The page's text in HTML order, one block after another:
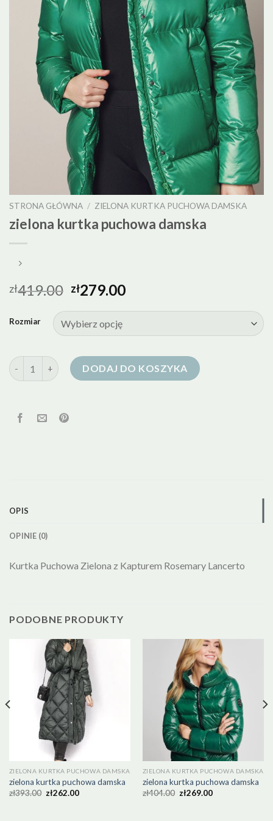
STRONA GŁÓWNA / ZIELONA KURTKA PUCHOWA DAMSKA
zielona kurtka puchowa damska
zł419.00 zł279.00
Rozmiar
ilość zielona kurtka puchowa damska
DODAJ DO KOSZYKA
OPIS
OPINIE (0)
Kurtka Puchowa Zielona z Kapturem Rosemary Lancerto
PODOBNE PRODUKTY
ZIELONA KURTKA PUCHOWA DAMSKA
zielona kurtka puchowa damska
zł393.00 zł262.00
ZIELONA KURTKA PUCHOWA DAMSKA
zielona kurtka puchowa damska
zł404.00 zł269.00